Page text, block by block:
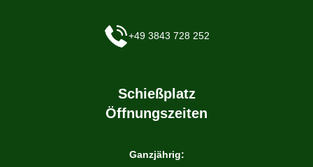
+49 3843 728 252
Schießplatz
Öffnungszeiten
Ganzjährig: